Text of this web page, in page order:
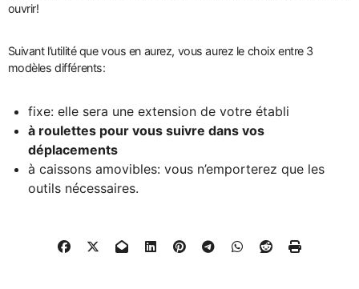
ouvrir!
Suivant l’utilité que vous en aurez, vous aurez le choix entre 3
modèles différents:
fixe: elle sera une extension de votre établi
à roulettes pour vous suivre dans vos
déplacements
à caissons amovibles: vous n’emporterez que les
outils nécessaires.